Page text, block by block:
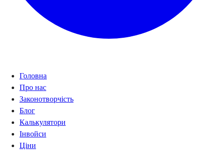
Головна
Про нас
Законотворчість
Блог
Калькулятори
Інвойси
Ціни